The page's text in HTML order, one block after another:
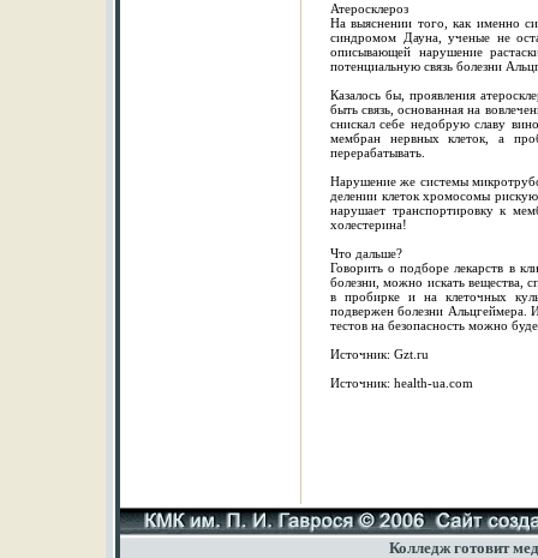
Атеросклероз
На выяснении того, как именно
синдромом Дауна, ученые не
описывающей нарушение
потенциальную связь болезни
Казалось бы, проявления
быть связь, основанная на
снискал себе недобрую славу
мембран нервных клеток, а
перерабатывать.
Нарушение же системы
делении клеток хромосомы
нарушает транспортировку к
холестерина!
Что дальше?
Говорить о подборе лекарств в
болезни, можно искать вещества,
в пробирке и на клеточных
подвержен болезни Альцгеймера.
тестов на безопасность можно
Источник: Gzt.ru
Источник: health-ua.com
Колледж готовит